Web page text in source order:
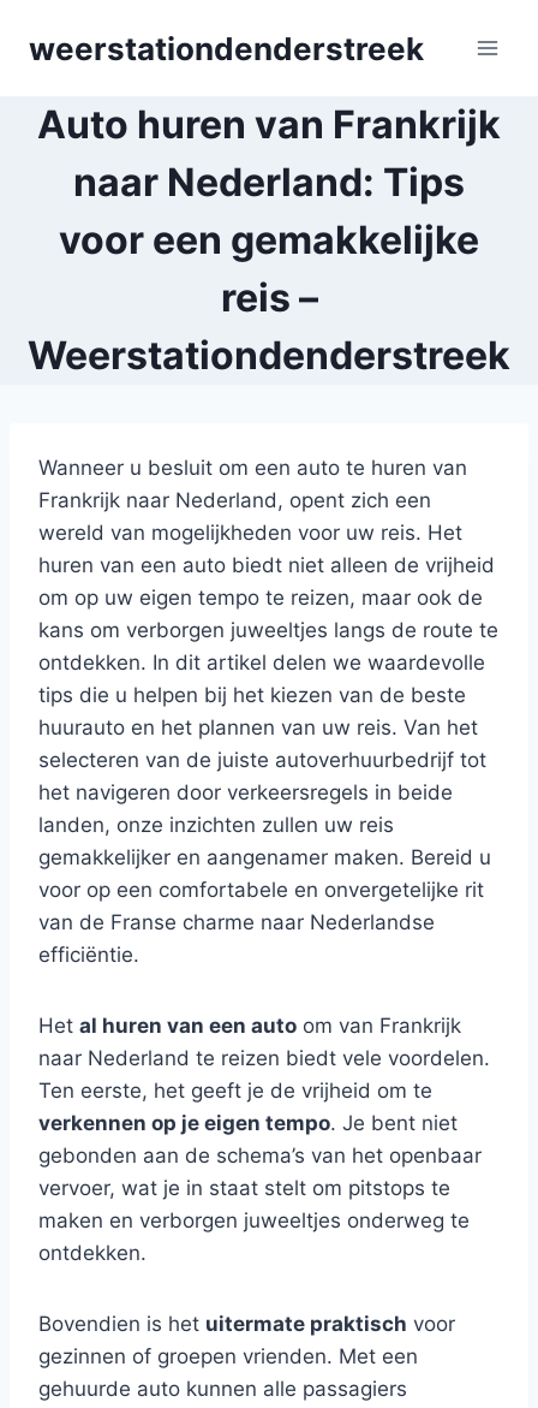
weerstationdenderstreek
Auto huren van Frankrijk
naar Nederland: Tips
voor een gemakkelijke
reis –
Weerstationdenderstreek
Wanneer u besluit om een auto te huren van
Frankrijk naar Nederland, opent zich een
wereld van mogelijkheden voor uw reis. Het
huren van een auto biedt niet alleen de vrijheid
om op uw eigen tempo te reizen, maar ook de
kans om verborgen juweeltjes langs de route te
ontdekken. In dit artikel delen we waardevolle
tips die u helpen bij het kiezen van de beste
huurauto en het plannen van uw reis. Van het
selecteren van de juiste autoverhuurbedrijf tot
het navigeren door verkeersregels in beide
landen, onze inzichten zullen uw reis
gemakkelijker en aangenamer maken. Bereid u
voor op een comfortabele en onvergetelijke rit
van de Franse charme naar Nederlandse
efficiëntie.
Het al huren van een auto om van Frankrijk
naar Nederland te reizen biedt vele voordelen.
Ten eerste, het geeft je de vrijheid om te
verkennen op je eigen tempo. Je bent niet
gebonden aan de schema’s van het openbaar
vervoer, wat je in staat stelt om pitstops te
maken en verborgen juweeltjes onderweg te
ontdekken.
Bovendien is het uitermate praktisch voor
gezinnen of groepen vrienden. Met een
gehuurde auto kunnen alle passagiers